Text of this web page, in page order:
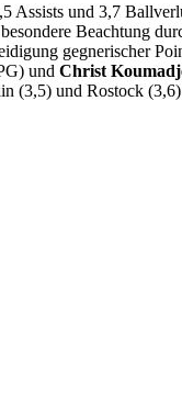
Assists und 3,7
Beachtung
gegnerischer
und Christ
(3,5) und Rostock